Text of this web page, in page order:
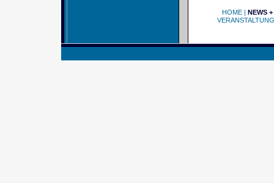
HOME| NEWS